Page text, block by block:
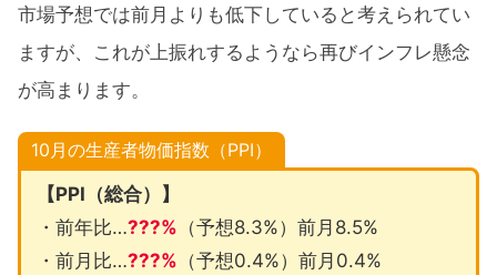
市場予想では前月よりも低下していると考えられてい
ますが、これが上振れするようなら再びインフレ懸念
が高まります。
10月の生産者物価指数（PPI）
【PPI（総合）】
・前年比…???% （予想8.3%）前月8.5%
・前月比…???% （予想0.4%）前月0.4%